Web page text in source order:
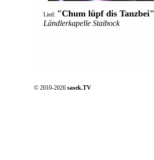
Lied: "Chum lüpf dis Tanzbei"
Ländlerkapelle Staibock
© 2010-2026 sasek.TV